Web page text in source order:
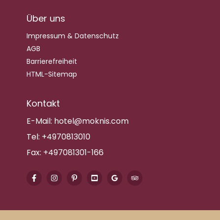
Über uns
Impressum & Datenschutz
AGB
Barrierefreiheit
HTML-Sitemap
Kontakt
E-Mail: hotel@moknis.com
Tel: +4970813010
Fax: +497081301-166